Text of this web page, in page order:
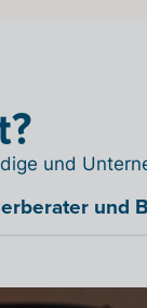
und
und